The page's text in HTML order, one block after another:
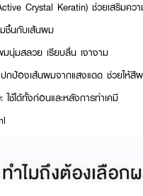
Crystal Keratin) ช่วยเสริมคว
ชื้นกับเส้นผม
นุ่มสลวย เรียบลื่น เงางาม
กป้องเส้นผมจากแสงแดด ช่วยให้สี
ช้ได้ทั้งก่อนและหลังการทำเคมี